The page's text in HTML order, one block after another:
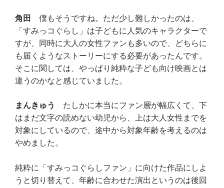
角田 僕もそうですね。ただ少し難しかったのは、
「すみっコぐらし」は子どもに人気のキャラクターで
すが、同時に大人の女性ファンも多いので、どちらに
も届くようなストーリーにする必要があったんです。
そこに関しては、やっぱり純粋な子ども向け映画とは
違うのかなと感じていました。
まんきゅう
たしかに本当にファン層が幅広くて、下
はまだ文字の読めない幼児から、上は大人女性までを
対象にしているので、途中から対象年齢を考えるのは
やめました。
純粋に「すみっコぐらしファン」に向けた作品にしよ
うと切り替えて、年齢に合わせた演出というのは後回